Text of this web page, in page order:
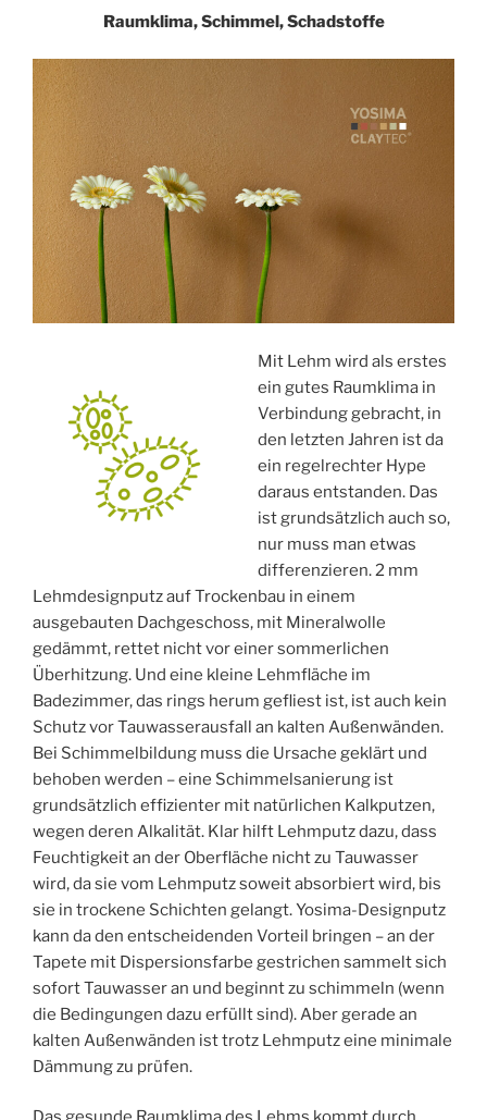
Raumklima, Schimmel, Schadstoffe
Mit Lehm wird als erstes
ein gutes Raumklima in
Verbindung gebracht, in
den letzten Jahren ist da
ein regelrechter Hype
daraus entstanden. Das
ist grundsätzlich auch so,
nur muss man etwas
differenzieren. 2 mm
Lehmdesignputz auf Trockenbau in einem
ausgebauten Dachgeschoss, mit Mineralwolle
gedämmt, rettet nicht vor einer sommerlichen
Überhitzung. Und eine kleine Lehmfläche im
Badezimmer, das rings herum gefliest ist, ist auch kein
Schutz vor Tauwasserausfall an kalten Außenwänden.
Bei Schimmelbildung muss die Ursache geklärt und
behoben werden – eine Schimmelsanierung ist
grundsätzlich effizienter mit natürlichen Kalkputzen,
wegen deren Alkalität. Klar hilft Lehmputz dazu, dass
Feuchtigkeit an der Oberfläche nicht zu Tauwasser
wird, da sie vom Lehmputz soweit absorbiert wird, bis
sie in trockene Schichten gelangt. Yosima-Designputz
kann da den entscheidenden Vorteil bringen – an der
Tapete mit Dispersionsfarbe gestrichen sammelt sich
sofort Tauwasser an und beginnt zu schimmeln (wenn
die Bedingungen dazu erfüllt sind). Aber gerade an
kalten Außenwänden ist trotz Lehmputz eine minimale
Dämmung zu prüfen.